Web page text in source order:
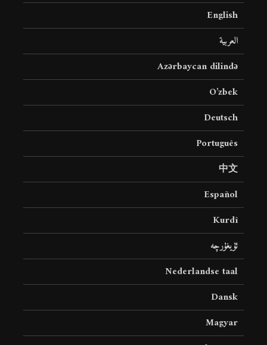
English
العربية
Azərbaycan dilində
O’zbek
Deutsch
Português
中文
Español
Kurdî
ئۇيغۇرچە
Nederlandse taal
Dansk
Magyar